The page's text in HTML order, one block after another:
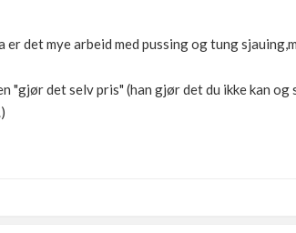
det mye arbeid med pussing og tung
"gjør det selv pris" (han gjør det du ikke kan og